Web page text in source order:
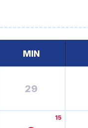
MIN
29
15